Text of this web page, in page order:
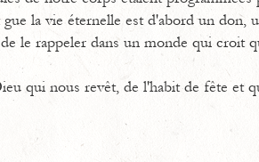
la vie éternelle est d'abord un don,
le rappeler dans un monde qui croit
qui nous revêt, de l'habit de fête et